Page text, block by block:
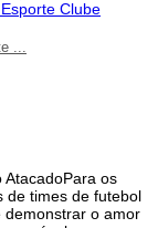
...
AtacadoPara os
de times de futebol
demonstrar o amor